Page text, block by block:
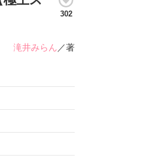
302
滝井みらん ／著